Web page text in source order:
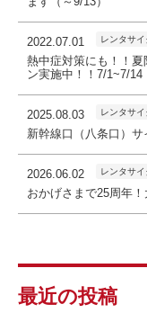
2022.07.01 レンタサイ
熱中症対策にも！！
ン実施中！！7/1~7/14
2025.08.03 レンタサイ
新幹線口（八条口）
2026.06.02 レンタサイ
おかげさまで25周年
最近の投稿